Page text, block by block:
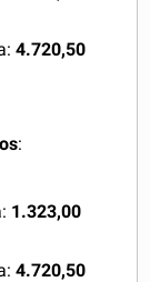
4.720,50
:
1.323,00
4.720,50